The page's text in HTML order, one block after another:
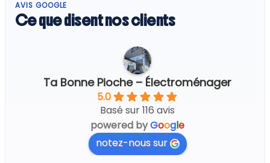
AVIS GOOGLE
Ce que disent nos clients
Ta Bonne Pioche – Électroménager
5.0
Basé sur 116 avis
powered byGoogle
notez-nous sur